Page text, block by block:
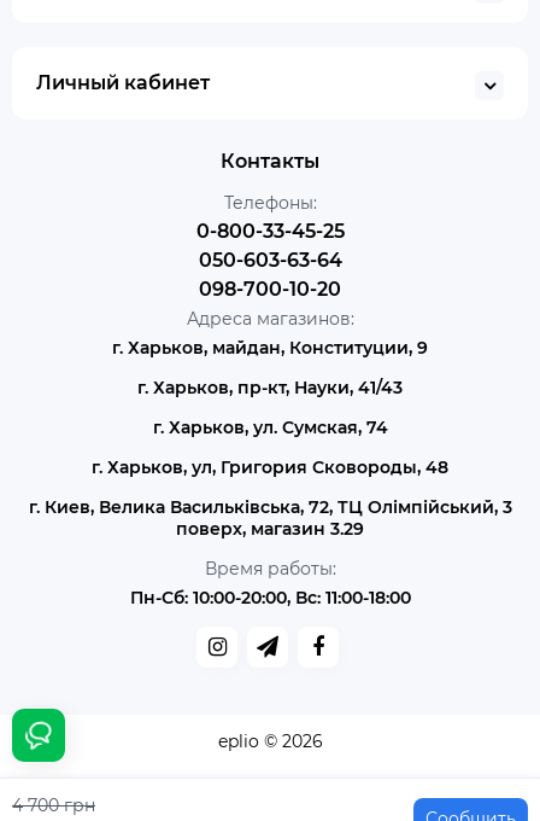
4 700 грн
Личный кабинет
Контакты
Телефоны:
0-800-33-45-25
050-603-63-64
098-700-10-20
Адреса магазинов:
г. Харьков, майдан, Конституции, 9
г. Харьков, пр-кт, Науки, 41/43
г. Харьков, ул. Сумская, 74
г. Харьков, ул, Григория Сковороды, 48
г. Киев, Велика Васильківська, 72, ТЦ Олімпійський, 3
поверх, магазин 3.29
Время работы:
Пн-Сб: 10:00-20:00, Вс: 11:00-18:00
eplio © 2026